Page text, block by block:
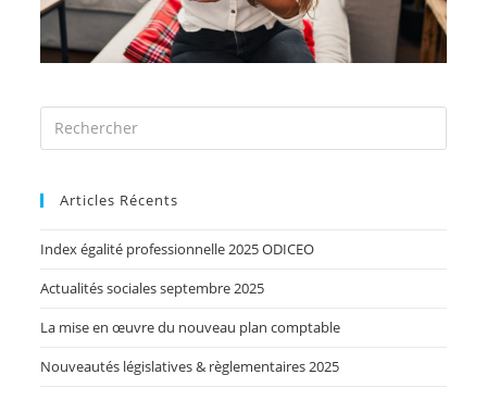
Articles Récents
Index égalité professionnelle 2025 ODICEO
Actualités sociales septembre 2025
La mise en œuvre du nouveau plan comptable
Nouveautés législatives & règlementaires 2025